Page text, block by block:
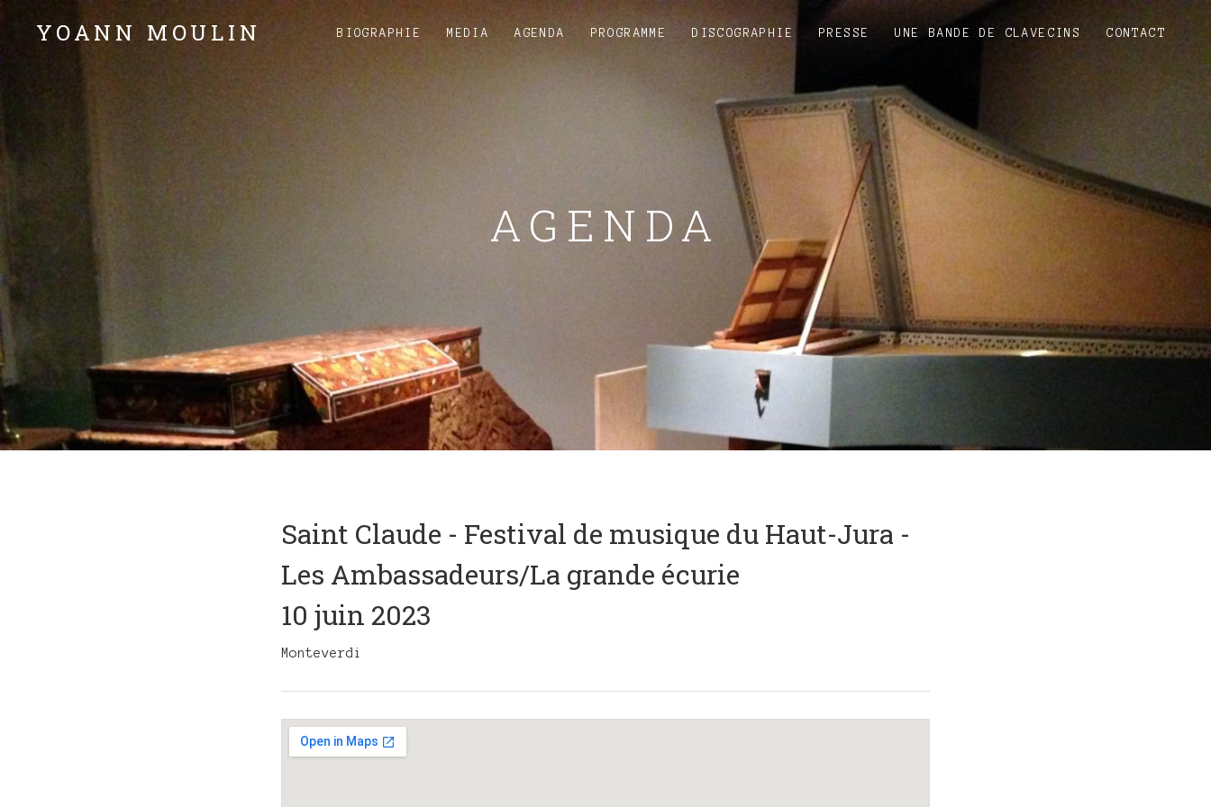
YOANN MOULIN BIOGRAPHIE MEDIA AGENDA PROGRAMME DISCOGRAPHIE PRESSE UNE BANDE DE CLAVECINS CONTACT
AGENDA
Saint Claude - Festival de musique du Haut-Jura -
Les Ambassadeurs/La grande écurie
10 juin 2023
Monteverdi
Details